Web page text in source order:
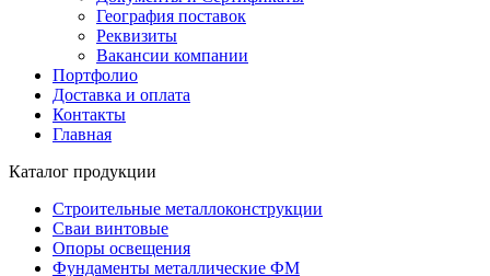
География поставок
Реквизиты
Вакансии компании
Портфолио
Доставка и оплата
Контакты
Главная
Каталог продукции
Строительные металлоконструкции
Сваи винтовые
Опоры освещения
Фундаменты металлические ФМ